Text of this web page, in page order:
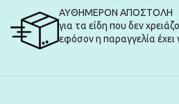
ΑΥΘΗΜΕΡΟΝ ΑΠΟΣΤΟΛΗ
για τα είδη που δεν
εφόσον η παραγγελία έχει